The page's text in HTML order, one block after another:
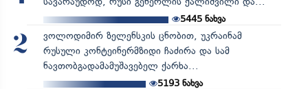
5445 ნახვა
2
ვოლოდიმირ ზელენსკის ცნობით, უკრაინამ
რუსული კონტეინერმზიდი ჩაძირა და სამ
ნავთობგადამამუშავებელ ქარხა...
5193ნახვა